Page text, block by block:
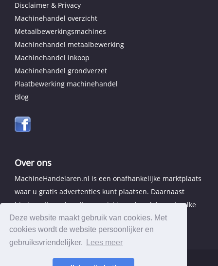
Deze website maakt gebruik van cookies. Met
cookies wordt de website persoonlijker en
gebruiksvriendelijker.
Lees meer
Disclaimer & Privacy
Machinehandel overzicht
Metaalbewerkingsmachines
Machinehandel metaalbewerking
Machinehandel inkoop
Machinehandel grondverzet
Plaatbewerking machinehandel
Blog
Over ons
MachineHandelaren.nl is een onafhankelijke marktplaats
waar u gratis advertenties kunt plaatsen. Daarnaast
bieden wij een handig overzicht van handelaren in elke
provincie.